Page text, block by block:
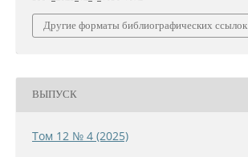
Другие форматы библиографических ссылок
ВЫПУСК
Том 12 № 4 (2025)